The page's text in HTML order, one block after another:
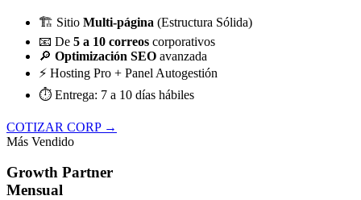
🏗️ Sitio Multi-página (Estructura Sólida)
📧 De 5 a 10 correos corporativos
🔎 Optimización SEO avanzada
⚡ Hosting Pro + Panel Autogestión
⏱️ Entrega: 7 a 10 días hábiles
COTIZAR CORP →
Más Vendido
Growth Partner
Mensual